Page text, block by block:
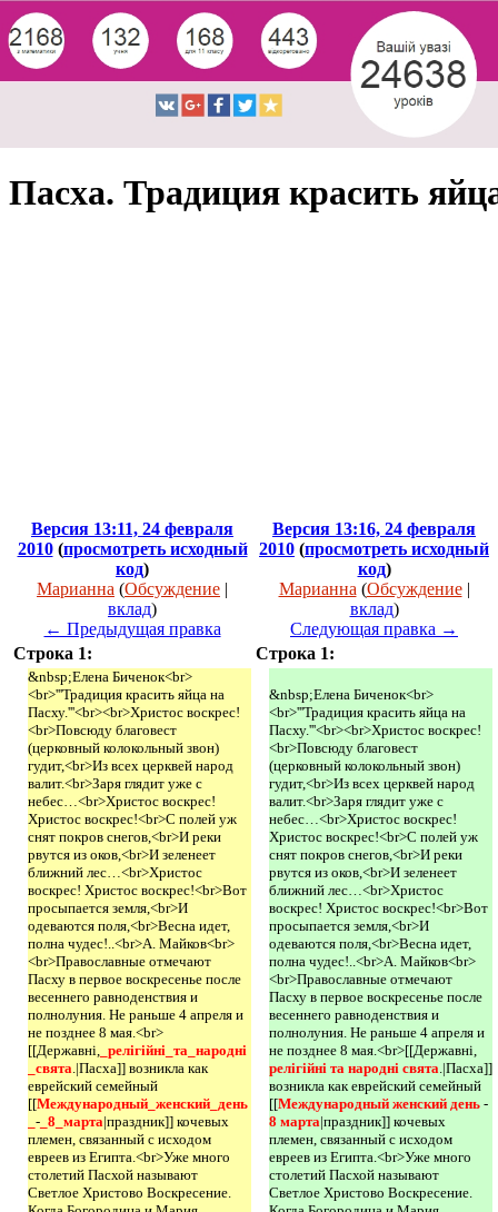
Пасха. Традиция красить
Версия 13:11, 24 февраля
2010(просмотреть исходный
код)
Марианна (Обсуждение |
вклад)
← Предыдущая правка
Версия 13:16, 24 февраля
2010 (просмотреть исходный
код)
Марианна (Обсуждение|
вклад)
Следующая правка →
Строка 1:
Строка 1:
&nbsp;Елена Биченок<br>
<br>'''Традиция красить яйца на
Пасху.'''<br><br>Христос воскрес!
<br>Повсюду благовест
(церковный колокольный звон)
гудит,<br>Из всех церквей народ
валит.<br>Заря глядит уже с
небес…<br>Христос воскрес!
Христос воскрес!<br>С полей уж
снят покров снегов,<br>И реки
рвутся из оков,<br>И зеленеет
ближний лес…<br>Христос
воскрес! Христос воскрес!<br>Вот
просыпается земля,<br>И
одеваются поля,<br>Весна идет,
полна чудес!..<br>А. Майков<br>
<br>Православные отмечают
Пасху в первое воскресенье после
весеннего равноденствия и
полнолуния. Не раньше 4 апреля и
не позднее 8 мая.<br>
[[Державні, _релігійні_та_народні
_свята.|Пасха]] возникла как
еврейский семейный
[[Международный_женский_день
- _8_марта|праздник]] кочевых
племен, связанный с исходом
евреев из Египта.<br>Уже много
столетий Пасхой называют
Светлое Христово Воскресение.
&nbsp;Елена Биченок<br>
<br>'''Традиция красить яйца на
Пасху.'''<br><br>Христос воскрес!
<br>Повсюду благовест
(церковный колокольный звон)
гудит,<br>Из всех церквей народ
валит.<br>Заря глядит уже с
небес…<br>Христос воскрес!
Христос воскрес!<br>С полей уж
снят покров снегов,<br>И реки
рвутся из оков,<br>И зеленеет
ближний лес…<br>Христос
воскрес! Христос воскрес!<br>Вот
просыпается земля,<br>И
одеваются поля,<br>Весна идет,
полна чудес!..<br>А. Майков<br>
<br>Православные отмечают
Пасху в первое воскресенье после
весеннего равноденствия и
полнолуния. Не раньше 4 апреля и
не позднее 8 мая.<br>[[Державні,
релігійні та народні свята.|Пасха]]
возникла как еврейский семейный
[[Международный женский день -
8 марта|праздник]] кочевых
племен, связанный с исходом
евреев из Египта.<br>Уже много
столетий Пасхой называют
Светлое Христово Воскресение.